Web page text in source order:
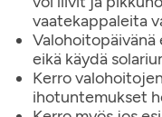
vaatekappaleita
Valohoitopäivänä
eikä käydä
Kerro
ihotuntemukset